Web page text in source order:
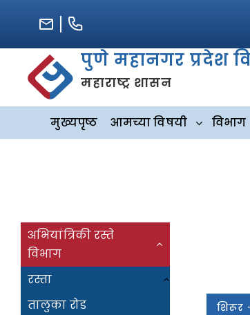
content
पुणे महानगर प्रदेश
महाराष्ट्र शासन
मुख्यपृष्ठ आमच्या विषयी विभाग
अभियांत्रिकी रस्ते
विभाग
रस्ता
तालुका रोड
शिरूर